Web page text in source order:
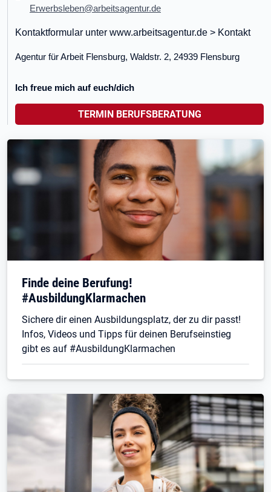
Erwerbsleben@arbeitsagentur.de
Kontaktformular unter www.arbeitsagentur.de > Kontakt
Agentur für Arbeit Flensburg, Waldstr. 2, 24939 Flensburg
Ich freue mich auf euch/dich
TERMIN BERUFSBERATUNG
Finde deine Berufung!
#AusbildungKlarmachen
Sichere dir einen Ausbildungsplatz, der zu dir passt!
Infos, Videos und Tipps für deinen Berufseinstieg
gibt es auf #AusbildungKlarmachen